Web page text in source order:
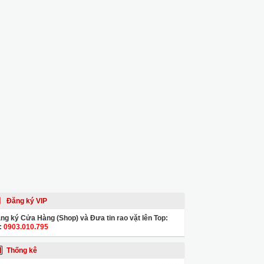
Đăng ký VIP
ký Cửa Hàng (Shop) và Đưa tin rao vặt lên Top:
0903.010.795
Thống kê